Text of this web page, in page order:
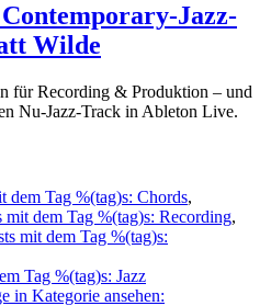
Jazz-
Wilde
für Recording & Produktion – und
Nu-Jazz-Track in Ableton Live.
dem Tag %(tag)s: Chords,
mit dem Tag %(tag)s: Recording,
mit dem Tag %(tag)s:
Tag %(tag)s: Jazz
in Kategorie ansehen: